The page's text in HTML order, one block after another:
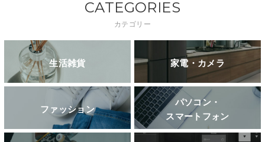
CATEGORIES
カテゴリー
生活雑貨 家電・カメラ
ファッション
パソコン・
スマートフォン